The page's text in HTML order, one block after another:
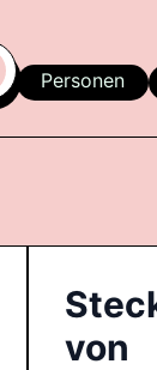
Personen
von